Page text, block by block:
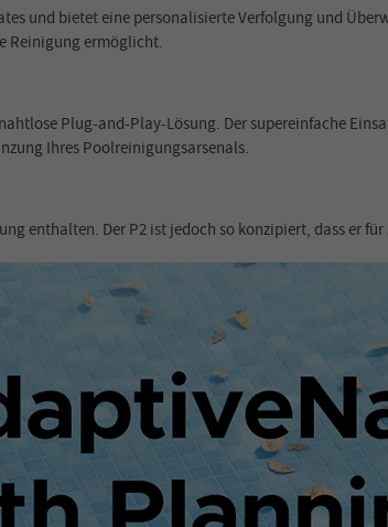
und bietet eine personalisierte Verfolgung und
Reinigung ermöglicht.
Plug-and-Play-Lösung. Der supereinfache
Ihres Poolreinigungsarsenals.
enthalten. Der P2 ist jedoch so konzipiert, dass er